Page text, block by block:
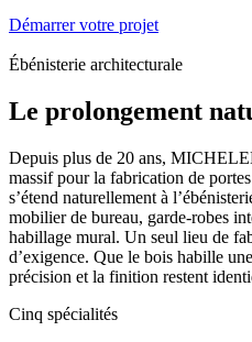
Démarrer votre projet
Ébénisterie architecturale
Le prolongement
Depuis plus de 20 ans,
massif pour la fabrication de
s’étend naturellement à
mobilier de bureau, garde-robes
habillage mural. Un seul lieu de
d’exigence. Que le bois habille
précision et la finition restent
Cinq spécialités